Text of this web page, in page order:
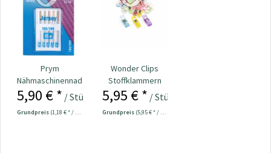
Prym
Nähmaschinennadeln
130/705 Jersey
5,90 € * / Stück
Grundpreis (1,18 € * / 1 Stück)
Wonder Clips
Stoffklammern
klein - 20 Stück
5,95 € * / Stück
Grundpreis (5,95 € * / 1 Stück)